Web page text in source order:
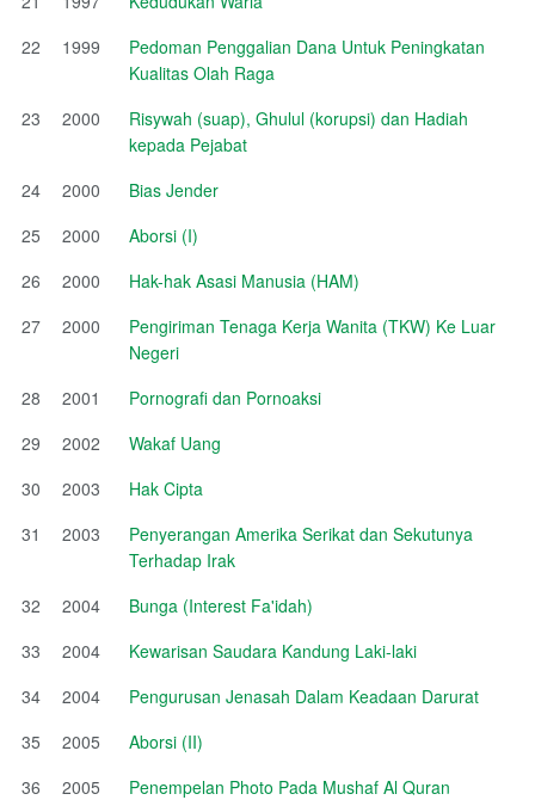
22
1999
Pedoman Penggalian Dana Untuk Peningkatan
Kualitas Olah Raga
23
2000
Risywah (suap), Ghulul (korupsi) dan Hadiah
kepada Pejabat
24
2000
Bias Jender
25
2000
Aborsi (I)
26
2000
Hak-hak Asasi Manusia (HAM)
27
2000
Pengiriman Tenaga Kerja Wanita (TKW) Ke Luar
Negeri
28
2001
Pornografi dan Pornoaksi
29
2002
Wakaf Uang
30
2003
Hak Cipta
31
2003
Penyerangan Amerika Serikat dan Sekutunya
Terhadap Irak
32
2004
Bunga (Interest Fa'idah)
33
2004
Kewarisan Saudara Kandung Laki-laki
34
2004
Pengurusan Jenasah Dalam Keadaan Darurat
35
2005
Aborsi (II)
36
2005
Penempelan Photo Pada Mushaf Al Quran